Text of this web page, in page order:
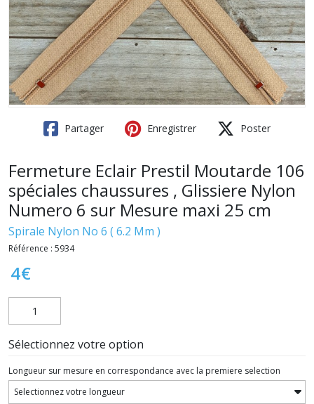
Partager Enregistrer Poster
Fermeture Eclair Prestil Moutarde 106
spéciales chaussures , Glissiere Nylon
Numero 6 sur Mesure maxi 25 cm
Spirale Nylon No 6 ( 6.2 Mm )
Référence : 5934
4€
Sélectionnez votre option
Longueur sur mesure en correspondance avec la premiere selection